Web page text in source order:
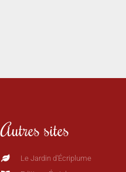
Autres sites
Le Jardin d'Écriplume